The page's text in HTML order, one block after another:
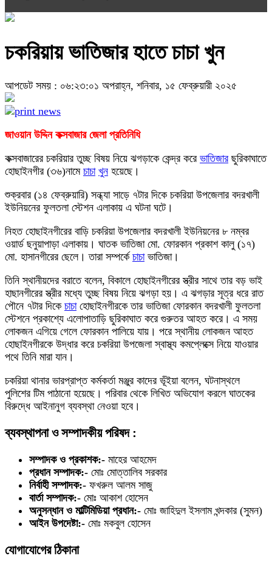
চকরিয়ায় ভাতিজার হাতে চাচা খুন
আপডেট সময় : ০৬:২৩:০১ অপরাহ্ন, শনিবার, ১৫ ফেব্রুয়ারী ২০২৫
জাওয়ান উদ্দিন কক্সবাজার জেলা প্রতিনিধি
কক্সবাজারের চকরিয়ার তুচ্ছ বিষয় নিয়ে ঝগড়াকে কেন্দ্র করে ভাতিজারছুরিকাঘাতে
হোছাইনগীর (৩৬)নামে চাচা খুন হয়েছে।
শুক্রবার (১৪ ফেব্রুয়ারি) সন্ধ্যা সাড়ে ৭টার দিকে চকরিয়া উপজেলার বদরখালী
ইউনিয়নের ফুলতলা স্টেশন এলাকায় এ ঘটনা ঘটে।
নিহত হোছাইনগীরের বাড়ি চকরিয়া উপজেলার বদরখালী ইউনিয়নের ৮ নম্বর
ওয়ার্ড ছনুয়াপাড়া এলাকায়। ঘাতক ভাতিজা মো. ফোরকান প্রকাশ কালু (১৭)
মো. হাসানগীরের ছেলে। তারা সম্পর্কে চাচাভাতিজা।
তিনি স্থানীয়দের বরাতে বলেন, বিকালে হোছাইনগীরের স্ত্রীর সাথে তার বড় ভাই
হাছানগীরের স্ত্রীর মধ্যে তুচ্ছ বিষয় নিয়ে ঝগড়া হয়। এ ঝগড়ার সূত্র ধরে রাত
পৌনে ৭টার দিকে চাচাহোছাইনগীরকে তার ভাতিজা ফোরকান বদরখালী ফুলতলা
স্টেশনে প্রকাশ্যে এলোপাতাড়ি ছুরিকাঘাত করে গুরুতর আহত করে। এ সময়
লোকজন এগিয়ে গেলে ফোরকান পালিয়ে যায়। পরে স্থানীয় লোকজন আহত
হোছাইনগীরকে উদ্ধার করে চকরিয়া উপজেলা স্বাস্থ্য কমপ্লেক্সে নিয়ে যাওয়ার
পথে তিনি মারা যান।
চকরিয়া থানার ভারপ্রাপ্ত কর্মকর্তা মঞ্জুর কাদের ভূঁইয়া বলেন, ঘটনাস্থলে
পুলিশের টিম পাঠানো হয়েছে। পরিবার থেকে লিখিত অভিযোগ করলে ঘাতকের
বিরুদ্ধে আইনানুগ ব্যবস্থা নেওয়া হবে।
ব্যবস্থাপনা ও সম্পাদকীয় পরিষদ :
সম্পাদক ও প্রকাশক:- মাহের আহমেদ
প্রধান সম্পাদক:- মোঃ মোত্তালিব সরকার
নির্বাহী সম্পাদক:- ফখরুল আলম সাজু
বার্তা সম্পাদক:- মোঃ আকাশ হোসেন
অনুসন্ধান ও মাল্টিমিডিয়া প্রধান:- মোঃ জাহিদুল ইসলাম খন্দকার (সুমন)
আইন উপদেষ্টা:- মোঃ মকবুল হোসেন
যোগাযোগের ঠিকানা